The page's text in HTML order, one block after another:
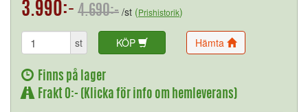
3.990:- 4.690:- /st (Prishistorik)
st KÖP Hämta
Finns på lager
Frakt 0:- (Klicka för info om hemleverans)